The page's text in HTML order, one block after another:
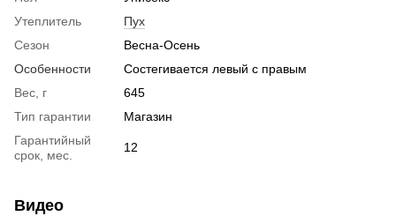
Утеплитель
Пух
Сезон
Весна-Осень
Особенности
Состегивается левый с правым
Вес, г
645
Тип гарантии
Магазин
Гарантийный
срок, мес.
12
Видео